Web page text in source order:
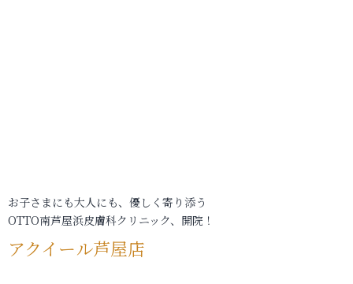
お子さまにも大人にも、優しく寄り添う
OTTO南芦屋浜皮膚科クリニック、開院！
アクイール芦屋店